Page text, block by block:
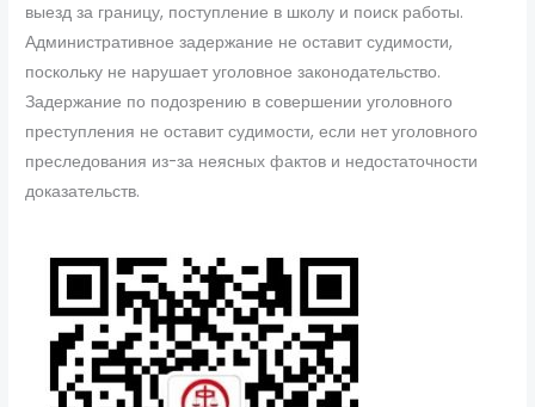
выезд за границу, поступление в школу и поиск работы.
Административное задержание не оставит судимости,
поскольку не нарушает уголовное законодательство.
Задержание по подозрению в совершении уголовного
преступления не оставит судимости, если нет уголовного
преследования из-за неясных фактов и недостаточности
доказательств.